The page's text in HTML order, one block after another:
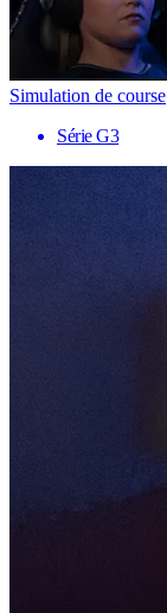
Simulation de course
Série G3